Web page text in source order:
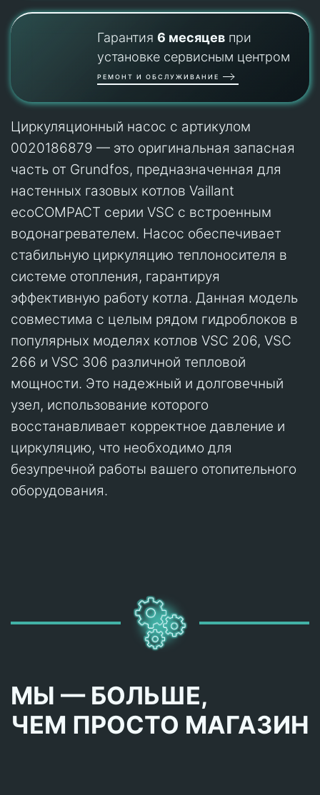
Гарантия 6 месяцевпри
установке сервисным центром
РЕМОНТ И ОБСЛУЖИВАНИЕ
Циркуляционный насос с артикулом
0020186879 — это оригинальная запасная
часть от Grundfos, предназначенная для
настенных газовых котлов Vaillant
ecoCOMPACT серии VSC с встроенным
водонагревателем. Насос обеспечивает
стабильную циркуляцию теплоносителя в
системе отопления, гарантируя
эффективную работу котла. Данная модель
совместима с целым рядом гидроблоков в
популярных моделях котлов VSC 206, VSC
266 и VSC 306 различной тепловой
мощности. Это надежный и долговечный
узел, использование которого
восстанавливает корректное давление и
циркуляцию, что необходимо для
безупречной работы вашего отопительного
оборудования.
МЫ — БОЛЬШЕ,
ЧЕМ ПРОСТО МАГАЗИН